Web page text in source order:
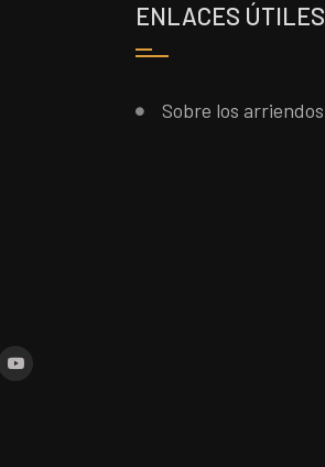
ENLACES ÚTILES
Sobre los arriendos